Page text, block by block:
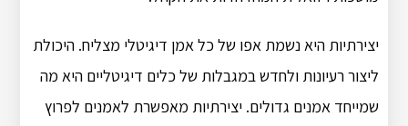
יצירתיות היא נשמת אפו של כל אמן דיגיטלי מצליח. היכולת
ליצור רעיונות ולחדש במגבלות של כלים דיגיטליים היא מה
שמייחד אמנים גדולים. יצירתיות מאפשרת לאמנים לפרוץ